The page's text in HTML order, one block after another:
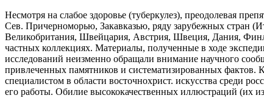
Несмотря на слабое здоровье (туберкулез), преодолевая
Сев. Причерноморью, Закавказью, ряду зарубежных стран
Великобритания, Швейцария, Австрия, Швеция, Дания,
частных коллекциях. Материалы, полученные в ходе
исследований неизменно обращали внимание научного
привлеченных памятников и систематизированных
специалистом в области восточнохрист. искусства среди
его работы. Обилие высококачественных иллюстраций (их